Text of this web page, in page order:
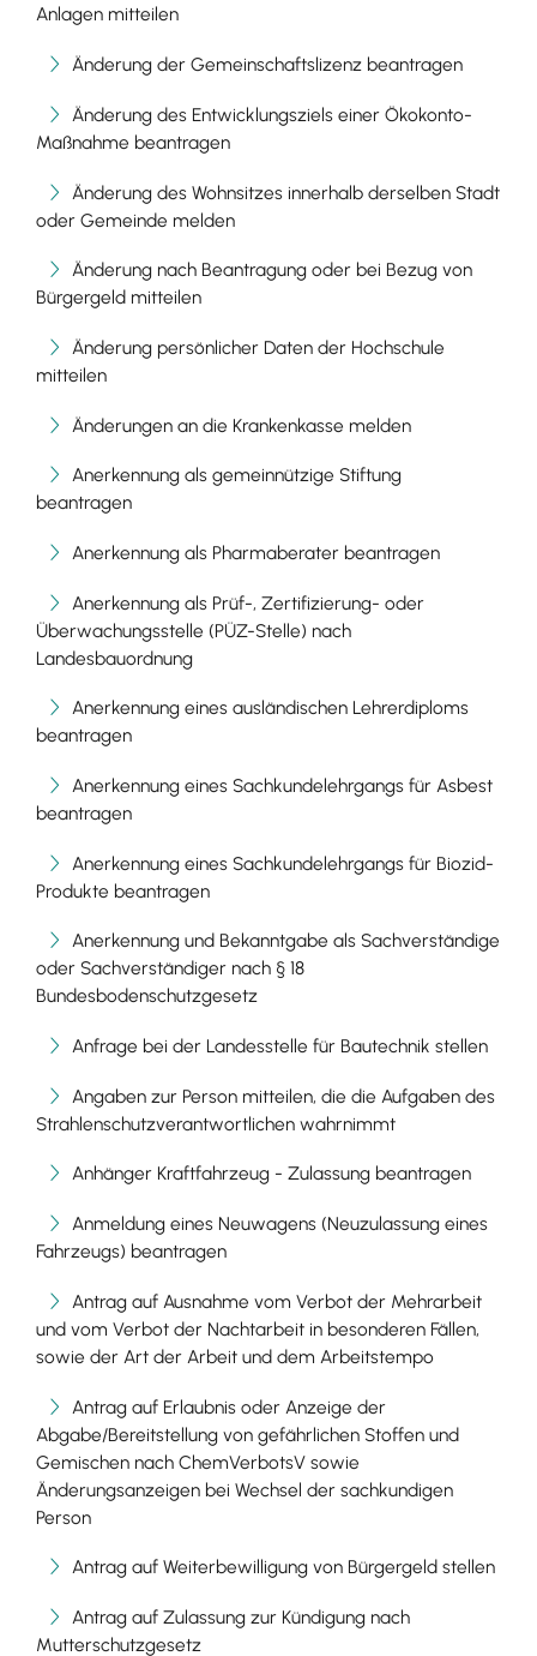
Anlagen mitteilen
Änderung der Gemeinschaftslizenz beantragen
Änderung des Entwicklungsziels einer Ökokonto-
Maßnahme beantragen
Änderung des Wohnsitzes innerhalb derselben Stadt
oder Gemeinde melden
Änderung nach Beantragung oder bei Bezug von
Bürgergeld mitteilen
Änderung persönlicher Daten der Hochschule
mitteilen
Änderungen an die Krankenkasse melden
Anerkennung als gemeinnützige Stiftung
beantragen
Anerkennung als Pharmaberater beantragen
Anerkennung als Prüf-, Zertifizierung- oder
Überwachungsstelle (PÜZ-Stelle) nach
Landesbauordnung
Anerkennung eines ausländischen Lehrerdiploms
beantragen
Anerkennung eines Sachkundelehrgangs für Asbest
beantragen
Anerkennung eines Sachkundelehrgangs für Biozid-
Produkte beantragen
Anerkennung und Bekanntgabe als Sachverständige
oder Sachverständiger nach § 18
Bundesbodenschutzgesetz
Anfrage bei der Landesstelle für Bautechnik stellen
Angaben zur Person mitteilen, die die Aufgaben des
Strahlenschutzverantwortlichen wahrnimmt
Anhänger Kraftfahrzeug - Zulassung beantragen
Anmeldung eines Neuwagens (Neuzulassung eines
Fahrzeugs) beantragen
Antrag auf Ausnahme vom Verbot der Mehrarbeit
und vom Verbot der Nachtarbeit in besonderen Fällen,
sowie der Art der Arbeit und dem Arbeitstempo
Antrag auf Erlaubnis oder Anzeige der
Abgabe/Bereitstellung von gefährlichen Stoffen und
Gemischen nach ChemVerbotsV sowie
Änderungsanzeigen bei Wechsel der sachkundigen
Person
Antrag auf Weiterbewilligung von Bürgergeld stellen
Antrag auf Zulassung zur Kündigung nach
Mutterschutzgesetz